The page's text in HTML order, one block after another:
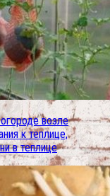
возле
к теплице,
в теплице